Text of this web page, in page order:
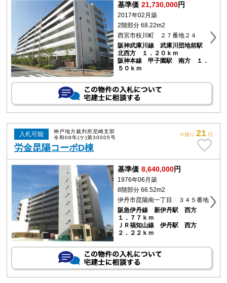
基準価 21,730,000円
2017年02月築
2階部分 68.22m2
西宮市枝川町 ２７番地２４
阪神武庫川線 武庫川団地前駅
北西方 １．２０ｋｍ
阪神本線 甲子園駅 南方 １．
５０ｋｍ
入札可能
神戸地方裁判所尼崎支部
令和08年(ケ)第30005号
労金昆陽コーポD棟
※残り21 日
基準価 8,640,000円
1976年06月築
8階部分 66.52m2
伊丹市昆陽南一丁目 ３４５番地
阪急伊丹線 新伊丹駅 西方
１．７７ｋｍ
ＪＲ福知山線 伊丹駅 西方
２．２２ｋｍ